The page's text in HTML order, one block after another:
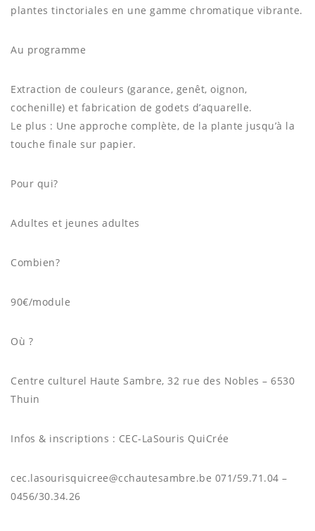
plantes tinctoriales en une gamme chromatique vibrante.
Au programme
Extraction de couleurs (garance, genêt, oignon,
cochenille) et fabrication de godets d’aquarelle.
Le plus : Une approche complète, de la plante jusqu’à la
touche finale sur papier.
Pour qui?
Adultes et jeunes adultes
Combien?
90€/module
Où ?
Centre culturel Haute Sambre, 32 rue des Nobles – 6530
Thuin
Infos & inscriptions : CEC-LaSouris QuiCrée
cec.lasourisquicree@cchautesambre.be 071/59.71.04 –
0456/30.34.26